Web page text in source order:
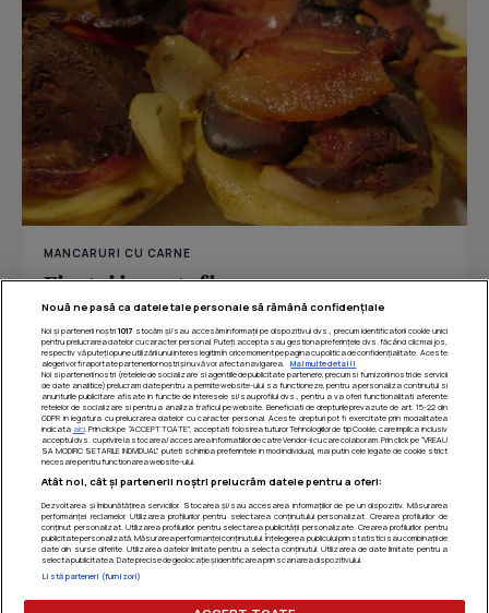
MANCARURI CU CARNE
Ficatei in cartofi
Îmi place Distribuie
Nouă ne pasă ca datele tale personale să rămână confidențiale
Noi și partenerii noștri 1017 stocăm și/sau accesăm informații pe dispozitivul dvs., precum identificatorii cookie unici
pentru prelucrarea datelor cu caracter personal. Puteți accepta sau gestiona preferințele dvs. făcând clic mai jos,
respectiv vă puteți opune utilizării unui interes legitim în orice moment pe pagina cu politica de confidențialitate. Aceste
alegeri vor fi raportate partenerilor noștri și nu vă vor afecta navigarea.
Mai multe detalii
Noi si partenerii nostri (retelele de socializare si agentiile de publicitate partenere, precum si furnizorii nostri de servicii
de date analitice) prelucram date pentru a permite website-ului sa functioneze, pentru a personaliza continutul si
anunturile publicitare afisate in functie de interesele si/sau profilul dvs., pentru a va oferi functionalitati aferente
retelelor de socializare si pentru a analiza traficul pe website. Beneficiati de drepturile prevazute de art. 15-22 din
GDPR in legatura cu prelucrarea datelor cu caracter personal. Aceste drepturi pot fi exercitate prin modalitatea
indicata aici. Prin click pe “ACCEPT TOATE”, acceptati folosirea tuturor Tehnologiilor de tip Cookie, care implica inclusiv
acceptul dvs. cu privire la stocarea/accesarea informatiilor de catre Vendor-ii cu care colaboram. Prin click pe “VREAU
SA MODIFIC SETARILE INDIVIDUAL” puteti schimba preferintele in mod individual, mai putin cele legate de cookie strict
necesare pentru functionarea website-ului.
Atât noi, cât și partenerii noștri prelucrăm datele pentru a oferi:
Dezvoltarea și îmbunătățirea serviciilor. Stocarea și/sau accesarea informațiilor de pe un dispozitiv. Măsurarea
performanței reclamelor. Utilizarea profilurilor pentru selectarea conținutului personalizat. Crearea profilurilor de
conținut personalizat. Utilizarea profilurilor pentru selectarea publicității personalizate. Crearea profilurilor pentru
publicitate personalizată. Măsurarea performanței conținutului. Înțelegerea publicului prin statistici sau combinații de
date din surse diferite. Utilizarea datelor limitate pentru a selecta conținutul. Utilizarea de date limitate pentru a
selecta publicitatea. Date precise de geolocație și identificarea prin scanarea dispozitivului.
Listă parteneri (furnizori)